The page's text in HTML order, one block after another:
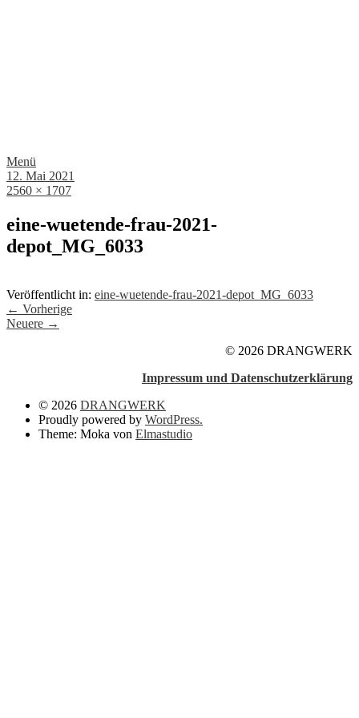
Menü
12. Mai 2021
2560 × 1707
eine-wuetende-frau-2021-
depot_MG_6033
Veröffentlicht in: eine-wuetende-frau-2021-depot_MG_6033
← Vorherige
Neuere →
© 2026 DRANGWERK
Impressum und Datenschutzerklärung
© 2026 DRANGWERK
Proudly powered by WordPress.
Theme: Moka von Elmastudio